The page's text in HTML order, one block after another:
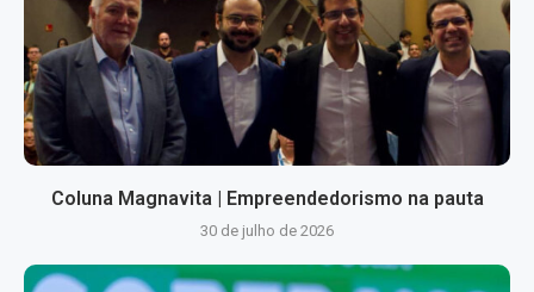
Coluna Magnavita | Empreendedorismo na pauta
30 de julho de 2026